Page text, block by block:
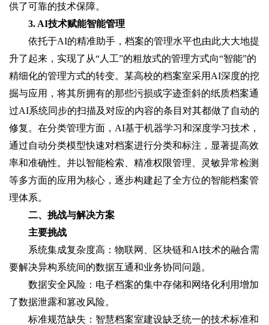
供了可靠的技术保障。
3. AI技术赋能智能管理
依托于AI的精准助手，档案的管理水平也由此大大地提
升了起来，实现了从“人工”的粗放式的管理方式向“智能”的
精细化的管理方式的转变。某高校的档案室采用AI深度的挖
掘与应用，将其所拥有的那些污损或字迹歪斜的纸质档案通
过AI系统同步的扫描及对应的内容的条目对其都做了自动的
修复。在分类管理方面，AI基于机器学习和深度学习技术，
通过自动分类模型快速对档案进行分类和标注，显著提高效
率和准确性。并以智能检索、精准权限管理、灵敏异常检测
等多方面的应用为核心，逐步构建起了全方位的智能档案管
理体系。
二、挑战与解决方案
主要挑战
系统集成复杂度高‌：物联网、区块链和AI技术的融合需
要解决异构系统间的数据互通和业务协同问题。
数据安全风险‌：电子档案的集中存储和网络化利用增加
了数据泄露和篡改风险。
标准规范缺失‌：智慧档案室建设缺乏统一的技术标准和